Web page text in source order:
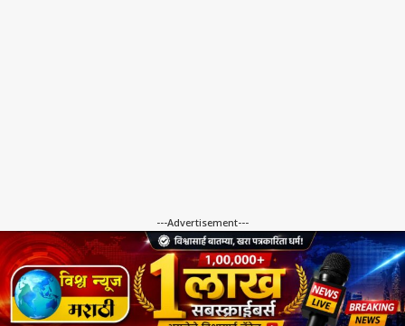
---Advertisement---